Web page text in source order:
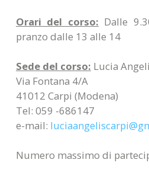
Orari del corso: Dalle
pranzo dalle 13 alle 14
Sede del corso: Lucia
Via Fontana 4/A
41012 Carpi (Modena)
Tel: 059 -686147
e-mail:
Numero massimo di